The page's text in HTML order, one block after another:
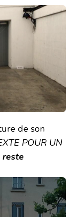
de son
POUR UN
reste